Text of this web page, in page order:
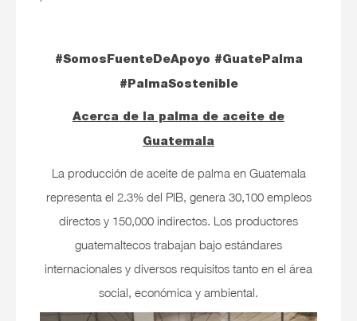
#SomosFuenteDeApoyo #GuatePalma
#PalmaSostenible
Acerca de la palma de aceite de
Guatemala
La producción de aceite de palma en Guatemala
representa el 2.3% del PIB, genera 30,100 empleos
directos y 150,000 indirectos. Los productores
guatemaltecos trabajan bajo estándares
internacionales y diversos requisitos tanto en el área
social, económica y ambiental.